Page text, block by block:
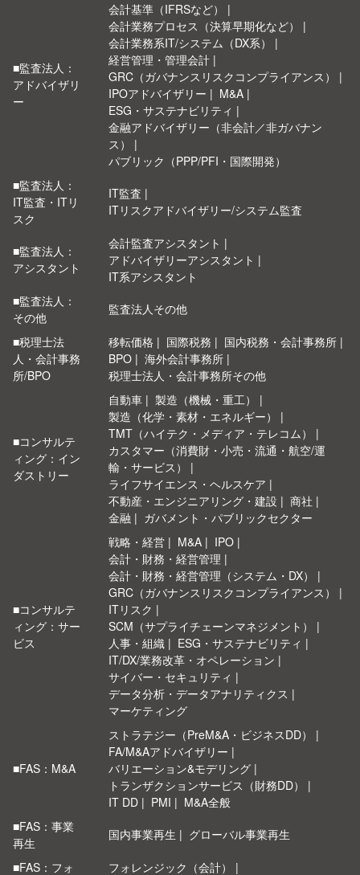
■監査法人：
アドバイザリ
ー
会計基準（IFRSなど）
会計業務プロセス（決算早期化など）
会計業務系IT/システム（DX系）
経営管理・管理会計
GRC（ガバナンスリスクコンプライアンス）
IPOアドバイザリー
M&A
ESG・サステナビリティ
金融アドバイザリー（非会計／非ガバナン
ス）
パブリック（PPP/PFI・国際開発）
■監査法人：
IT監査・ITリ
スク
IT監査
ITリスクアドバイザリー/システム監査
■監査法人：
アシスタント
会計監査アシスタント
アドバイザリーアシスタント
IT系アシスタント
■監査法人：
その他
監査法人その他
■税理士法
人・会計事務
所/BPO
移転価格 国際税務
国内税務・会計事務所
BPO
海外会計事務所
税理士法人・会計事務所その他
■コンサルテ
ィング：イン
ダストリー
自動車
製造（機械・重工）
製造（化学・素材・エネルギー）
TMT（ハイテク・メディア・テレコム）
カスタマー（消費財・小売・流通・航空/運
輸・サービス）
ライフサイエンス・ヘルスケア
不動産・エンジニアリング・建設
商社
金融
ガバメント・パブリックセクター
■コンサルテ
ィング：サー
ビス
戦略・経営 M&A
IPO
会計・財務・経営管理
会計・財務・経営管理（システム・DX）
GRC（ガバナンスリスクコンプライアンス）
ITリスク
SCM（サプライチェーンマネジメント）
人事・組織
ESG・サステナビリティ
IT/DX/業務改革・オペレーション
サイバー・セキュリティ
データ分析・データアナリティクス
マーケティング
■FAS：M&A
ストラテジー（PreM&A・ビジネスDD）
FA/M&Aアドバイザリー
バリエーション&モデリング
トランザクションサービス（財務DD）
IT DD
PMI
M&A全般
■FAS：事業
再生
国内事業再生 グローバル事業再生
■FAS：フォ
フォレンジック（会計）